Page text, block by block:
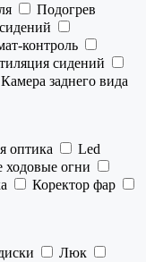
Подогрев
контроль
сидений
Камера заднего вида
оптика
Led
ходовые огни
Коректор фар
Люк